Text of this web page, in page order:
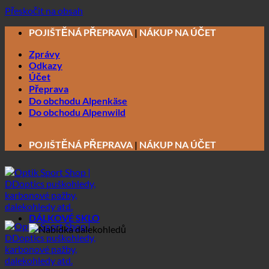
Přeskočit na obsah
POJIŠTĚNÁ PŘEPRAVA | NÁKUP NA ÚČET
Zprávy
Odkazy
Účet
Přeprava
Do obchodu Alpenkäse
Do obchodu Alpenwild
POJIŠTĚNÁ PŘEPRAVA | NÁKUP NA ÚČET
DÁLKOVÉ SKLO